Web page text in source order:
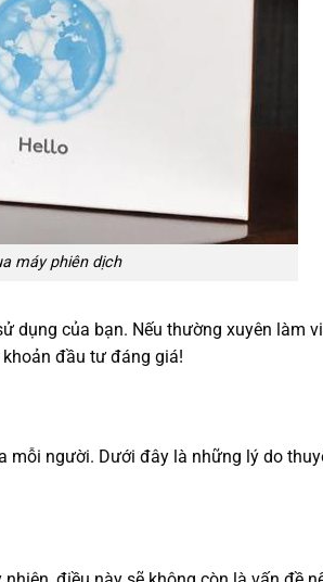
máy phiên dịch
dụng của bạn. Nếu thường xuyên làm
đầu tư đáng giá!
mỗi người. Dưới đây là những lý do